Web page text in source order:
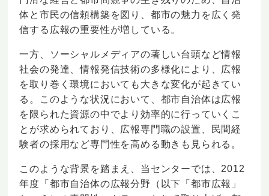
体と市民の信頼構築を図り、都市の魅力を広く発
信する広報の重要性が増している。
一方、ソーシャルメディアの著しい台頭など情報
社会の発達、情報発信技術の多様化により、広報
を取り巻く環境においても大きな変化が起きてい
る。このような状況において、都市自治体は広報
を限られた資源の中でより効率的に行っていくこ
とが求められており、広報専門職の設置、民間経
験者の採用など専門性を高める動きも見られる。
このような背景を踏まえ、当センターでは、2012
年度「都市自治体の広報分野（以下「都市広報」